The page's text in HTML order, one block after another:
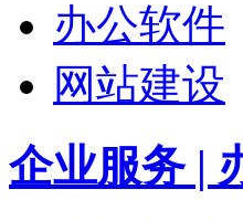
办公软件
网站建设
企业服务 |